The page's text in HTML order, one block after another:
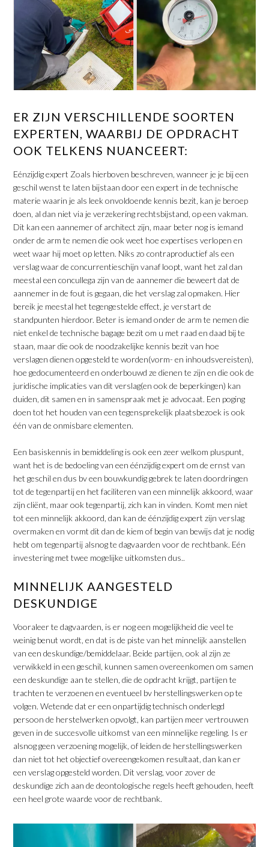
ER ZIJN VERSCHILLENDE SOORTEN
EXPERTEN, WAARBIJ DE OPDRACHT
OOK TELKENS NUANCEERT:
Eénzijdig expert Zoals hierboven beschreven, wanneer je je bij een
geschil wenst te laten bijstaan door een expert in de technische
materie waarin je als leek onvoldoende kennis bezit, kan je beroep
doen, al dan niet via je verzekering rechtsbijstand, op een vakman.
Dit kan een aannemer of architect zijn, maar beter nog is iemand
onder de arm te nemen die ook weet hoe expertises verlopen en
weet waar hij moet op letten. Niks zo contraproductief als een
verslag waar de concurrentieschijn vanaf loopt, want het zal dan
meestal een concullega zijn van de aannemer die beweert dat de
aannemer in de fout is gegaan, die het verslag zal opmaken. Hier
bereik je meestal het tegengestelde effect, je verstart de
standpunten hierdoor. Beter is iemand onder de arm te nemen die
niet enkel de technische bagage bezit om u met raad en daad bij te
staan, maar die ook de noodzakelijke kennis bezit van hoe
verslagen dienen opgesteld te worden(vorm- en inhoudsvereisten),
hoe gedocumenteerd en onderbouwd ze dienen te zijn en die ook de
juridische implicaties van dit verslag(en ook de beperkingen) kan
duiden, dit samen en in samenspraak met je advocaat. Een poging
doen tot het houden van een tegensprekelijk plaatsbezoek is ook
één van de onmisbare elementen.
Een basiskennis in bemiddeling is ook een zeer welkom pluspunt,
want het is de bedoeling van een éénzijdig expert om de ernst van
het geschil en dus bv een bouwkundig gebrek te laten doordringen
tot de tegenpartij en het faciliteren van een minnelijk akkoord, waar
zijn cliënt, maar ook tegenpartij, zich kan in vinden. Komt men niet
tot een minnelijk akkoord, dan kan de éénzijdig expert zijn verslag
overmaken en vormt dit dan de kiem of begin van bewijs dat je nodig
hebt om tegenpartij alsnog te dagvaarden voor de rechtbank. Eén
investering met twee mogelijke uitkomsten dus..
MINNELIJK AANGESTELD
DESKUNDIGE
Vooraleer te dagvaarden, is er nog een mogelijkheid die veel te
weinig benut wordt, en dat is de piste van het minnelijk aanstellen
van een deskundige/bemiddelaar. Beide partijen, ook al zijn ze
verwikkeld in een geschil, kunnen samen overeenkomen om samen
een deskundige aan te stellen, die de opdracht krijgt, partijen te
trachten te verzoenen en eventueel bv herstellingswerken op te
volgen. Wetende dat er een onpartijdig technisch onderlegd
persoon de herstelwerken opvolgt, kan partijen meer vertrouwen
geven in de succesvolle uitkomst van een minnelijke regeling. Is er
alsnog geen verzoening mogelijk, of leiden de herstellingswerken
dan niet tot het objectief overeengekomen resultaat, dan kan er
een verslag opgesteld worden. Dit verslag, voor zover de
deskundige zich aan de deontologische regels heeft gehouden, heeft
een heel grote waarde voor de rechtbank.